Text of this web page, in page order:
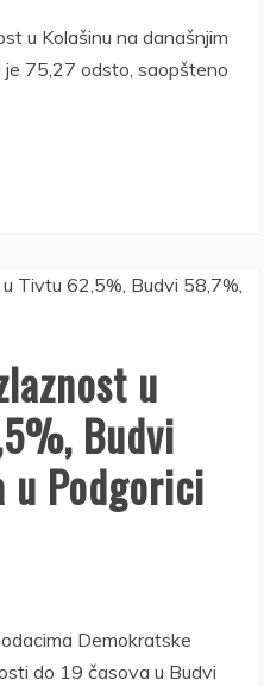
u Kolašinu na današnjim
je 75,27 odsto, saopšteno
u
Budvi
u Podgorici
Demokratske
do 19 časova u Budvi